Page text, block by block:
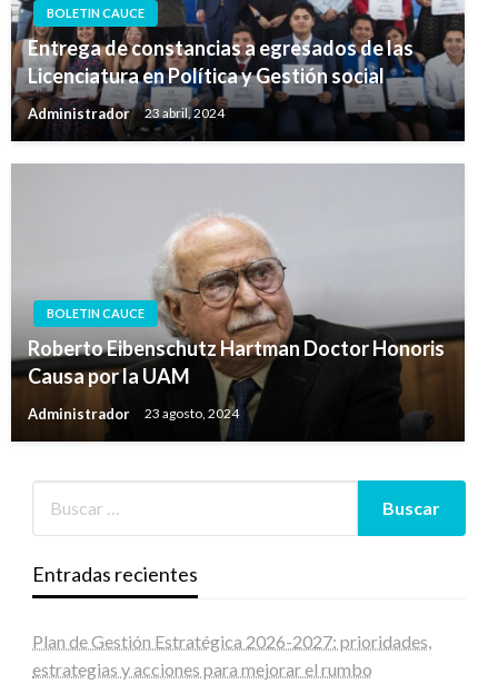
BOLETIN CAUCE
Entrega de constancias a egresados de las
Licenciatura en Política y Gestión social
Administrador 23 abril, 2024
BOLETIN CAUCE
Roberto Eibenschutz Hartman Doctor Honoris
Causa por la UAM
Administrador 23 agosto, 2024
Entradas recientes
Plan de Gestión Estratégica 2026-2027: prioridades,
estrategias y acciones para mejorar el rumbo